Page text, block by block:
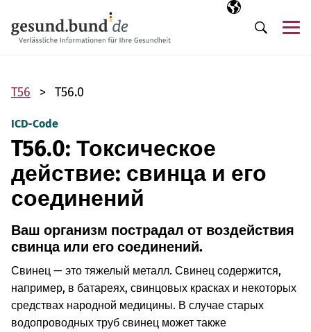
Выбранный
RU
Поиск
T56 T56.0
ICD-Code
T56.0: Токсическое
действие: свинца и его
соединений
Ваш организм пострадал от воздействия
свинца или его соединений.
Свинец — это тяжелый металл. Свинец содержится,
например, в батареях, свинцовых красках и некоторых
средствах народной медицины. В случае старых
водопроводных труб свинец может также